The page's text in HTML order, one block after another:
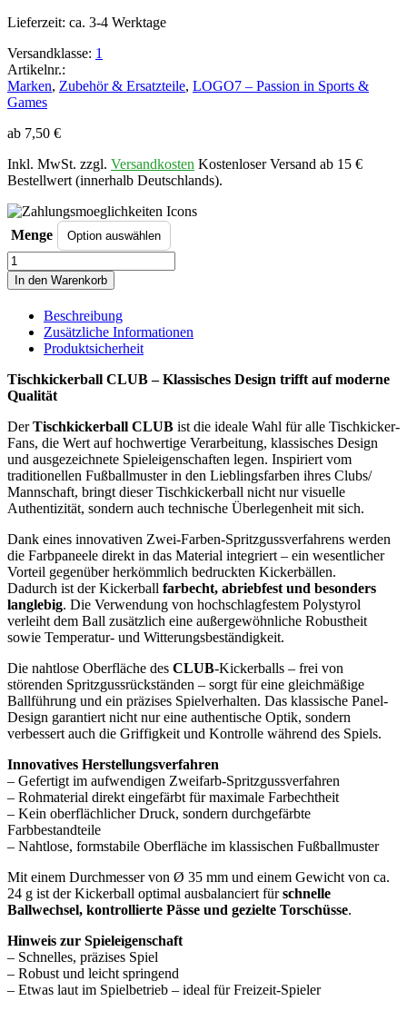
Lieferzeit: ca. 3-4 Werktage
Versandklasse: 1
Artikelnr.:
Marken, Zubehör & Ersatzteile, LOGO7 – Passion in Sports &
Games
ab 7,50 €
Inkl. MwSt. zzgl. Versandkosten Kostenloser Versand ab 15 €
Bestellwert (innerhalb Deutschlands).
Menge
Tischkickerball
CLUB,
schwarz-
35mm
Menge
In den Warenkorb
Beschreibung
Zusätzliche Informationen
Produktsicherheit
Tischkickerball CLUB – Klassisches Design trifft auf moderne
Qualität
DerTischkickerball CLUB ist die ideale Wahl für alle Tischkicker-
Fans, die Wert auf hochwertige Verarbeitung, klassisches Design
und ausgezeichnete Spieleigenschaften legen. Inspiriert vom
traditionellen Fußballmuster in den Lieblingsfarben ihres Clubs/
Mannschaft, bringt dieser Tischkickerball nicht nur visuelle
Authentizität, sondern auch technische Überlegenheit mit sich.
Dank eines innovativen Zwei-Farben-Spritzgussverfahrens werden
die Farbpaneele direkt in das Material integriert – ein wesentlicher
Vorteil gegenüber herkömmlich bedruckten Kickerbällen.
Dadurch ist der Kickerball farbecht, abriebfest und besonders
langlebig. Die Verwendung von hochschlagfestem Polystyrol
verleiht dem Ball zusätzlich eine außergewöhnliche Robustheit
sowie Temperatur- und Witterungsbeständigkeit.
Die nahtlose Oberfläche des CLUB-Kickerballs – frei von
störenden Spritzgussrückständen – sorgt für eine gleichmäßige
Ballführung und ein präzises Spielverhalten. Das klassische Panel-
Design garantiert nicht nur eine authentische Optik, sondern
verbessert auch die Griffigkeit und Kontrolle während des Spiels.
Innovatives Herstellungsverfahren
– Gefertigt im aufwendigen Zweifarb-Spritzgussverfahren
– Rohmaterial direkt eingefärbt für maximale Farbechtheit
– Kein oberflächlicher Druck, sondern durchgefärbte
Farbbestandteile
– Nahtlose, formstabile Oberfläche im klassischen Fußballmuster
Mit einem Durchmesser von Ø 35 mm und einem Gewicht von ca.
24 g ist der Kickerball optimal ausbalanciert fürschnelle
Ballwechsel, kontrollierte Pässe und gezielte Torschüsse.
Hinweis zur Spieleigenschaft
– Schnelles, präzises Spiel
– Robust und leicht springend
– Etwas laut im Spielbetrieb – ideal für Freizeit-Spieler